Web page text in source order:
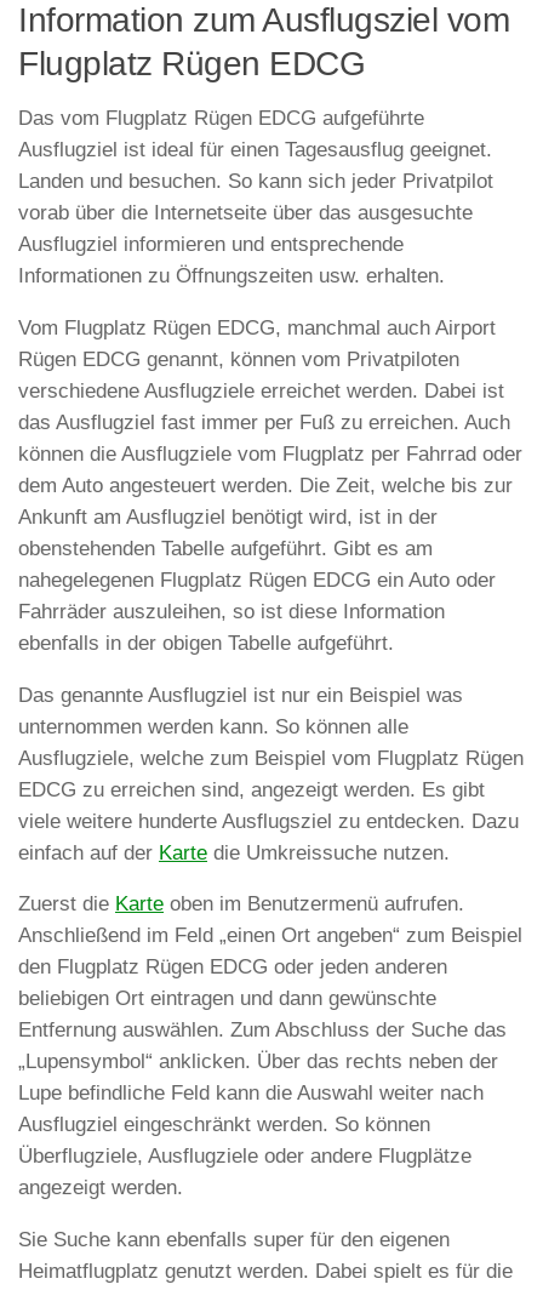
Information zum Ausflugsziel vom
Flugplatz Rügen EDCG
Das vom Flugplatz Rügen EDCG aufgeführte
Ausflugziel ist ideal für einen Tagesausflug geeignet.
Landen und besuchen. So kann sich jeder Privatpilot
vorab über die Internetseite über das ausgesuchte
Ausflugziel informieren und entsprechende
Informationen zu Öffnungszeiten usw. erhalten.
Vom Flugplatz Rügen EDCG, manchmal auch Airport
Rügen EDCG genannt, können vom Privatpiloten
verschiedene Ausflugziele erreichet werden. Dabei ist
das Ausflugziel fast immer per Fuß zu erreichen. Auch
können die Ausflugziele vom Flugplatz per Fahrrad oder
dem Auto angesteuert werden. Die Zeit, welche bis zur
Ankunft am Ausflugziel benötigt wird, ist in der
obenstehenden Tabelle aufgeführt. Gibt es am
nahegelegenen Flugplatz Rügen EDCG ein Auto oder
Fahrräder auszuleihen, so ist diese Information
ebenfalls in der obigen Tabelle aufgeführt.
Das genannte Ausflugziel ist nur ein Beispiel was
unternommen werden kann. So können alle
Ausflugziele, welche zum Beispiel vom Flugplatz Rügen
EDCG zu erreichen sind, angezeigt werden. Es gibt
viele weitere hunderte Ausflugsziel zu entdecken. Dazu
einfach auf der Karte die Umkreissuche nutzen.
Zuerst die Karte oben im Benutzermenü aufrufen.
Anschließend im Feld „einen Ort angeben“ zum Beispiel
den Flugplatz Rügen EDCG oder jeden anderen
beliebigen Ort eintragen und dann gewünschte
Entfernung auswählen. Zum Abschluss der Suche das
„Lupensymbol“ anklicken. Über das rechts neben der
Lupe befindliche Feld kann die Auswahl weiter nach
Ausflugziel eingeschränkt werden. So können
Überflugziele, Ausflugziele oder andere Flugplätze
angezeigt werden.
Sie Suche kann ebenfalls super für den eigenen
Heimatflugplatz genutzt werden. Dabei spielt es für die